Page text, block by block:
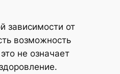
зависимости от
возможность
не означает